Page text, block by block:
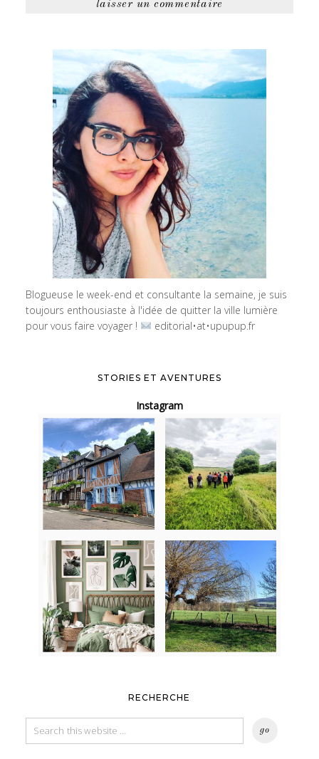
Blogueuse le week-end et consultante la semaine, je suis
toujours enthousiaste à l'idée de quitter la ville lumière
pour vous faire voyager !
editorial•at•upupup.fr
STORIES ET AVENTURES
Instagram
RECHERCHE